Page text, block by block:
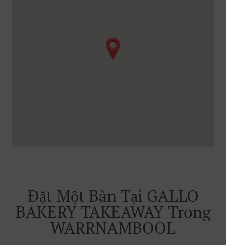
Đặt Một Bàn Tại GALLO
BAKERY TAKEAWAY Trong
WARRNAMBOOL